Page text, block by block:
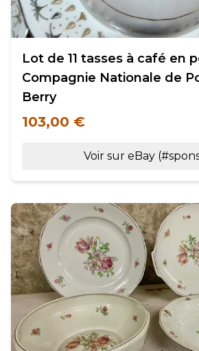
Lot de 11 tasses à café en
Compagnie Nationale de
Berry
103,00 €
Voir sur eBay